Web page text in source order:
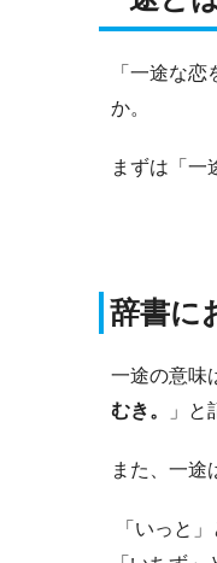
「一途な
か。
まずは「一
辞書に
一途の意味
むき。
」と
また、一途
「いっと